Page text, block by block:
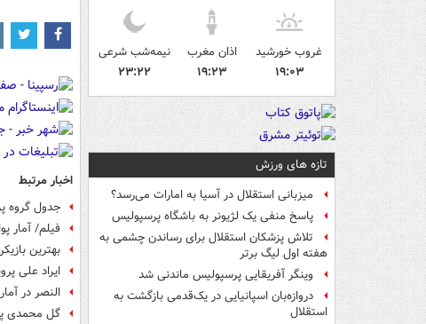
غروب خورشید
۱۹:۰۳
اذان مغرب
۱۹:۲۳
نیمه‌شب شرعی
۲۳:۲۲
تازه های ورزش
میزبانی استقلال در آسیا به امارات می‌رسد؟
پاسخ منفی یک لژیونر به باشگاه پرسپولیس
تلاش پزشکان استقلال برای رساندن چشمی به
هفته اول لیگ برتر
وینگر آفریقایی پرسپولیس ماندنی شد
دروازه‌بان اسپانیایی در یک‌قدمی بازگشت به
استقلال
اخبار مرتبط
جدول گروه
فیلم/ آمار
بهترین
ایراد علی
النصر در
گل محمدی